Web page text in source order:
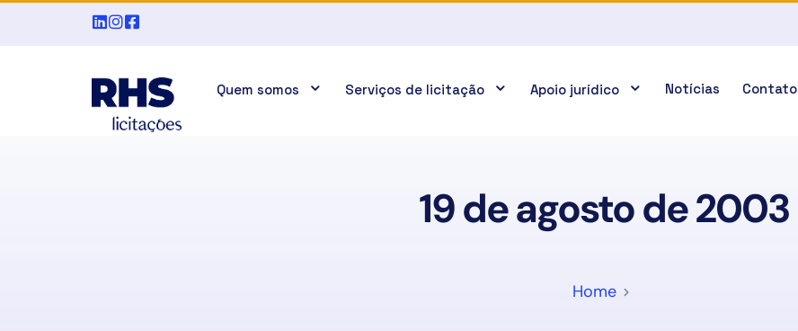
Quem somos Serviços de licitação Apoio jurídico Notícias Contato
19 de agosto de 2003
Home